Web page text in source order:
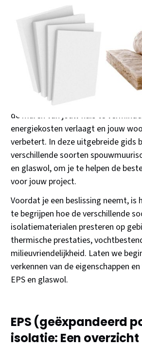
Introductie: Het
spouwmuurisolatie
Spouwmuurisolatie is een
energiezuinig wonen. Het helpt
de muren van jouw huis te
energiekosten verlaagt en jouw
verbetert. In deze uitgebreide gids
verschillende soorten
en glaswol, om je te helpen de
voor jouw project.
Voordat je een beslissing neemt, is
te begrijpen hoe de verschillende
isolatiematerialen presteren op
thermische prestaties,
milieuvriendelijkheid. Laten we
verkennen van de eigenschappen
EPS en glaswol.
EPS (geëxpandeerd
isolatie: Een overzicht
voor jouw project